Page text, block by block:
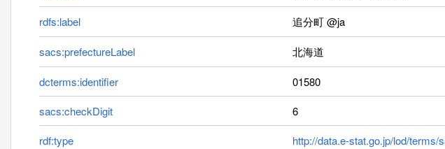
rdfs:label 追分町 @ja
sacs:prefectureLabel 北海道
dcterms:identifier
01580
sacs:checkDigit
6
rdf:type
http://data.e-stat.go.jp/lod/terms/